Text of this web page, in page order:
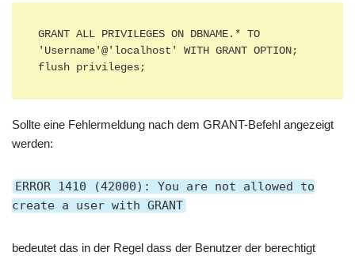
GRANT ALL PRIVILEGES ON DBNAME.* TO
'Username'@'localhost' WITH GRANT OPTION;
flush privileges;
Sollte eine Fehlermeldung nach dem GRANT-Befehl angezeigt
werden:
ERROR 1410 (42000): You are not allowed to
create a user with GRANT
bedeutet das in der Regel dass der Benutzer der berechtigt